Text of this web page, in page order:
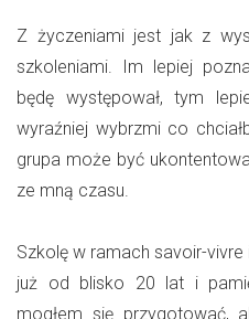
Z życzeniami jest jak z
szkoleniami. Im lepiej
będę występował, tym
wyraźniej wybrzmi co
grupa może być
ze mną czasu.
Szkolę w ramach savoir-
już od blisko 20 lat i
mogłem się przygotować,